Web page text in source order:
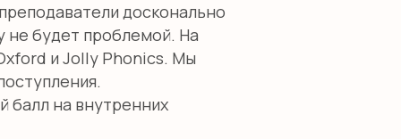
досконально
не будет проблемой. На
и Jolly Phonics. Мы
балл на внутренних